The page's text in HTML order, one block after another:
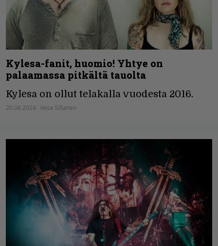
Kylesa-fanit, huomio! Yhtye on
palaamassa pitkältä tauolta
Kylesa on ollut telakalla vuodesta 2016.
20.08.2024 Vesa Siltanen